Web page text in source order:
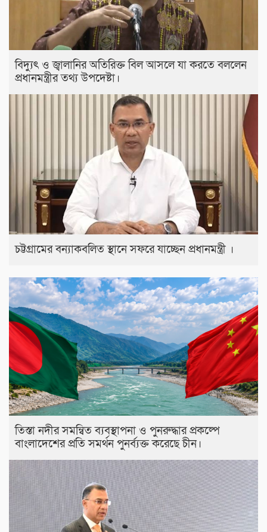
বিদ্যুৎ ও জ্বালানির অতিরিক্ত বিল আসলে যা করতে বললেন
প্রধানমন্ত্রীর তথ্য উপদেষ্টা।
চট্টগ্রামের বন্যাকবলিত স্থানে সফরে যাচ্ছেন প্রধানমন্ত্রী ।
তিস্তা নদীর সমন্বিত ব্যবস্থাপনা ও পুনরুদ্ধার প্রকল্পে
বাংলাদেশের প্রতি সমর্থন পুনর্ব্যক্ত করেছে চীন।